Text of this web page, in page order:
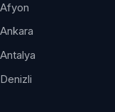
Afyon
Ankara
Antalya
Denizli